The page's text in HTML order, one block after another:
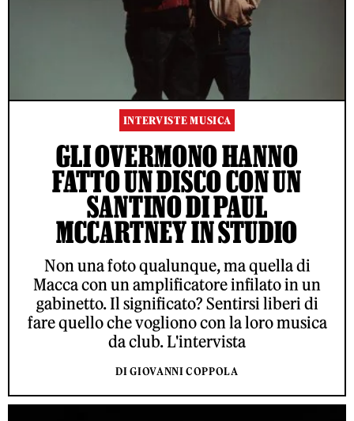
INTERVISTE MUSICA
GLI OVERMONO HANNO
FATTO UN DISCO CON UN
SANTINO DI PAUL
MCCARTNEY IN STUDIO
Non una foto qualunque, ma quella di
Macca con un amplificatore infilato in un
gabinetto. Il significato? Sentirsi liberi di
fare quello che vogliono con la loro musica
da club. L'intervista
DI GIOVANNI COPPOLA